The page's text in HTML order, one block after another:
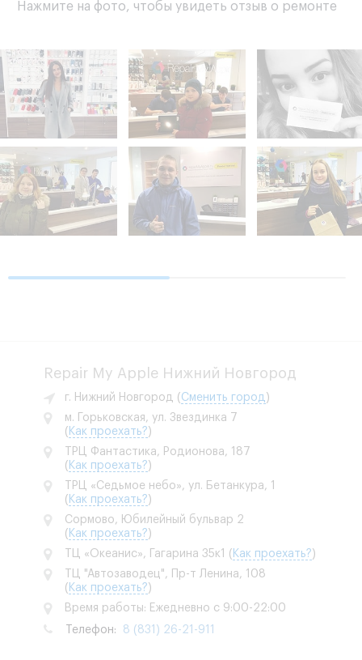
Нажмите на фото, чтобы увидеть отзыв о ремонте
Repair My Apple Нижний Новгород
г. Нижний Новгород ( Сменить город )
м. Горьковская, ул. Звездинка 7
( Как проехать? )
ТРЦ Фантастика, Родионова, 187
( Как проехать? )
ТРЦ «Седьмое небо», ул. Бетанкура, 1
( Как проехать? )
Сормово, Юбилейный бульвар 2
( Как проехать? )
ТЦ «Океанис», Гагарина 35к1
( Как проехать? )
ТЦ "Автозаводец", Пр-т Ленина, 108
( Как проехать? )
Время работы: Ежедневно с 9:00-22:00
Телефон: 8 (831) 26-21-911